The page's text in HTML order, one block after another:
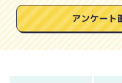
アンケート